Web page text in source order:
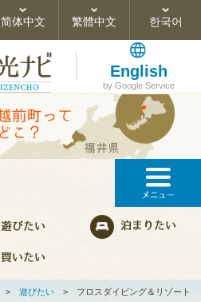
简体中文 繁體中文 한국어
English
by Google Service
> 遊びたい> フロスダイビング＆リゾート